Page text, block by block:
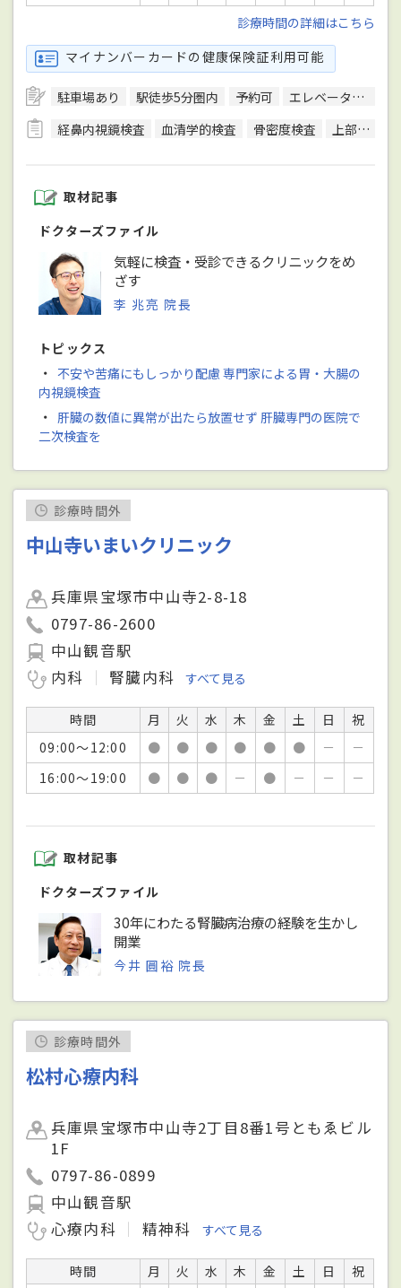
診療時間の詳細はこちら
マイナンバーカードの健康保険証利用可能
駐車場あり 駅徒歩5分圏内 予約可
エレベーターあり
経鼻内視鏡検査
血清学的検査 骨密度検査 上部内視鏡検査
取材記事
ドクターズファイル
気軽に検査・受診できるクリニックをめ
ざす
李 兆亮 院長
トピックス
・ 不安や苦痛にもしっかり配慮 専門家による胃・大腸の
内視鏡検査
・ 肝臓の数値に異常が出たら放置せず 肝臓専門の医院で
二次検査を
診療時間外
中山寺いまいクリニック
兵庫県宝塚市中山寺2-8-18
0797-86-2600
中山観音駅
内科
腎臓内科 すべて見る
時間 月 火 水 木 金 土 日
祝
09:00～12:00
● ● ● ● ● ● －
－
16:00～19:00
● ● ● － ● － － －
取材記事
ドクターズファイル
30年にわたる腎臓病治療の経験を生かし
開業
今井 圓裕 院長
診療時間外
松村心療内科
兵庫県宝塚市中山寺2丁目8番1号ともゑビル
1F
0797-86-0899
中山観音駅
心療内科
精神科 すべて見る
時間 月 火 水 木 金 土 日
祝